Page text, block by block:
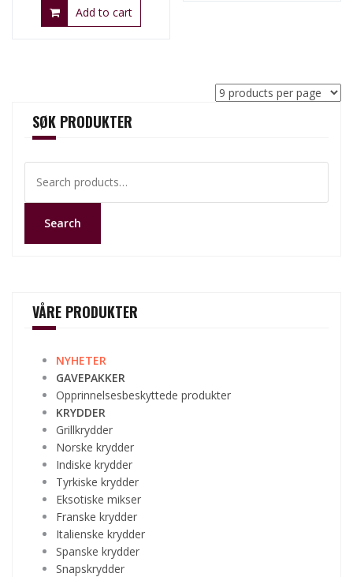
Add to cart
SØK PRODUKTER
for:
Search
VÅRE PRODUKTER
NYHETER
GAVEPAKKER
Opprinnelsesbeskyttede produkter
KRYDDER
Grillkrydder
Norske krydder
Indiske krydder
Tyrkiske krydder
Eksotiske mikser
Franske krydder
Italienske krydder
Spanske krydder
Snapskrydder